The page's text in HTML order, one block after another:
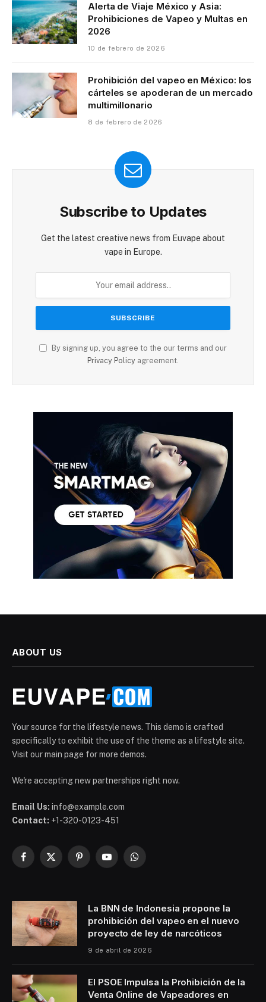
Alerta de Viaje México y Asia:
Prohibiciones de Vapeo y Multas en
2026
10 de febrero de 2026
Prohibición del vapeo en México: los
cárteles se apoderan de un mercado
multimillonario
8 de febrero de 2026
Subscribe to Updates
Get the latest creative news from Euvape about
vape in Europe.
By signing up, you agree to the our terms and our
Privacy Policy agreement.
ABOUT US
Your source for the lifestyle news. This demo is crafted
specifically to exhibit the use of the theme as a lifestyle site.
Visit our main page for more demos.
We're accepting new partnerships right now.
Email Us: info@example.com
Contact: +1-320-0123-451
Facebook
X
PinterestYouTubeWhatsApp
La BNN de Indonesia propone la
prohibición del vapeo en el nuevo
proyecto de ley de narcóticos
9 de abril de 2026
El PSOE Impulsa la Prohibición de la
Venta Online de Vapeadores en